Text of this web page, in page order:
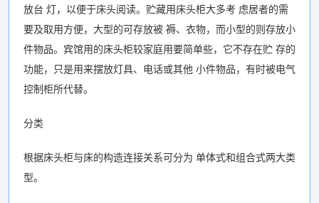
放台 灯，以便于床头阅读。贮藏用床头柜大多考 虑居者的需
要及取用方便，大型的可存放被 褥、衣物，而小型的则存放小
件物品。宾馆用的床头柜较家庭用要简单些，它不存在贮 存的
功能，只是用来摆放灯具、电话或其他 小件物品，有时被电气
控制柜所代替。
分类
根据床头柜与床的构造连接关系可分为 单体式和组合式两大类
型。